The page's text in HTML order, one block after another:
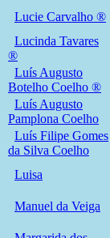
Lucie Carvalho ®
Lucinda Tavares
®
Luís Augusto
Botelho Coelho ®
Luís Augusto
Pamplona Coelho
Luís Filipe Gomes
da Silva Coelho
Luisa
Manuel da Veiga